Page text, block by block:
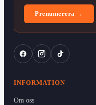
Prenumerera →
INFORMATION
Om oss